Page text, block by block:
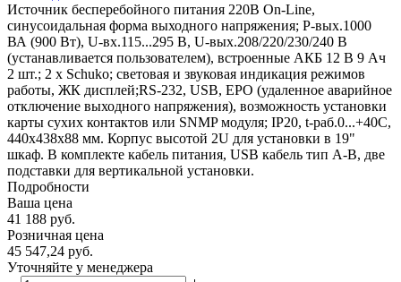
Источник бесперебойного питания 220В On-Line,
синусоидальная форма выходного напряжения; P-вых.1000
ВА (900 Вт), U-вх.115...295 В, U-вых.208/220/230/240 В
(устанавливается пользователем), встроенные АКБ 12 В 9 Ач
2 шт.; 2 х Schuko; световая и звуковая индикация режимов
работы, ЖК дисплей;RS-232, USB, EPO (удаленное аварийное
отключение выходного напряжения), возможность установки
карты сухих контактов или SNMP модуля; IP20, t-раб.0...+40С,
440х438х88 мм. Корпус высотой 2U для установки в 19"
шкаф. В комплекте кабель питания, USB кабель тип А-В, две
подставки для вертикальной установки.
Подробности
Ваша цена
41 188 руб.
Розничная цена
45 547,24 руб.
Уточняйте у менеджера